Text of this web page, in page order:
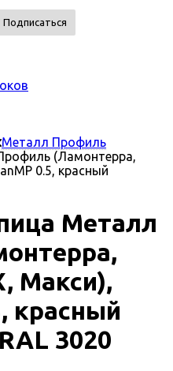
Металл Профиль
(Ламонтерра,
0.5, красный
Металл
Макси),
красный
3020